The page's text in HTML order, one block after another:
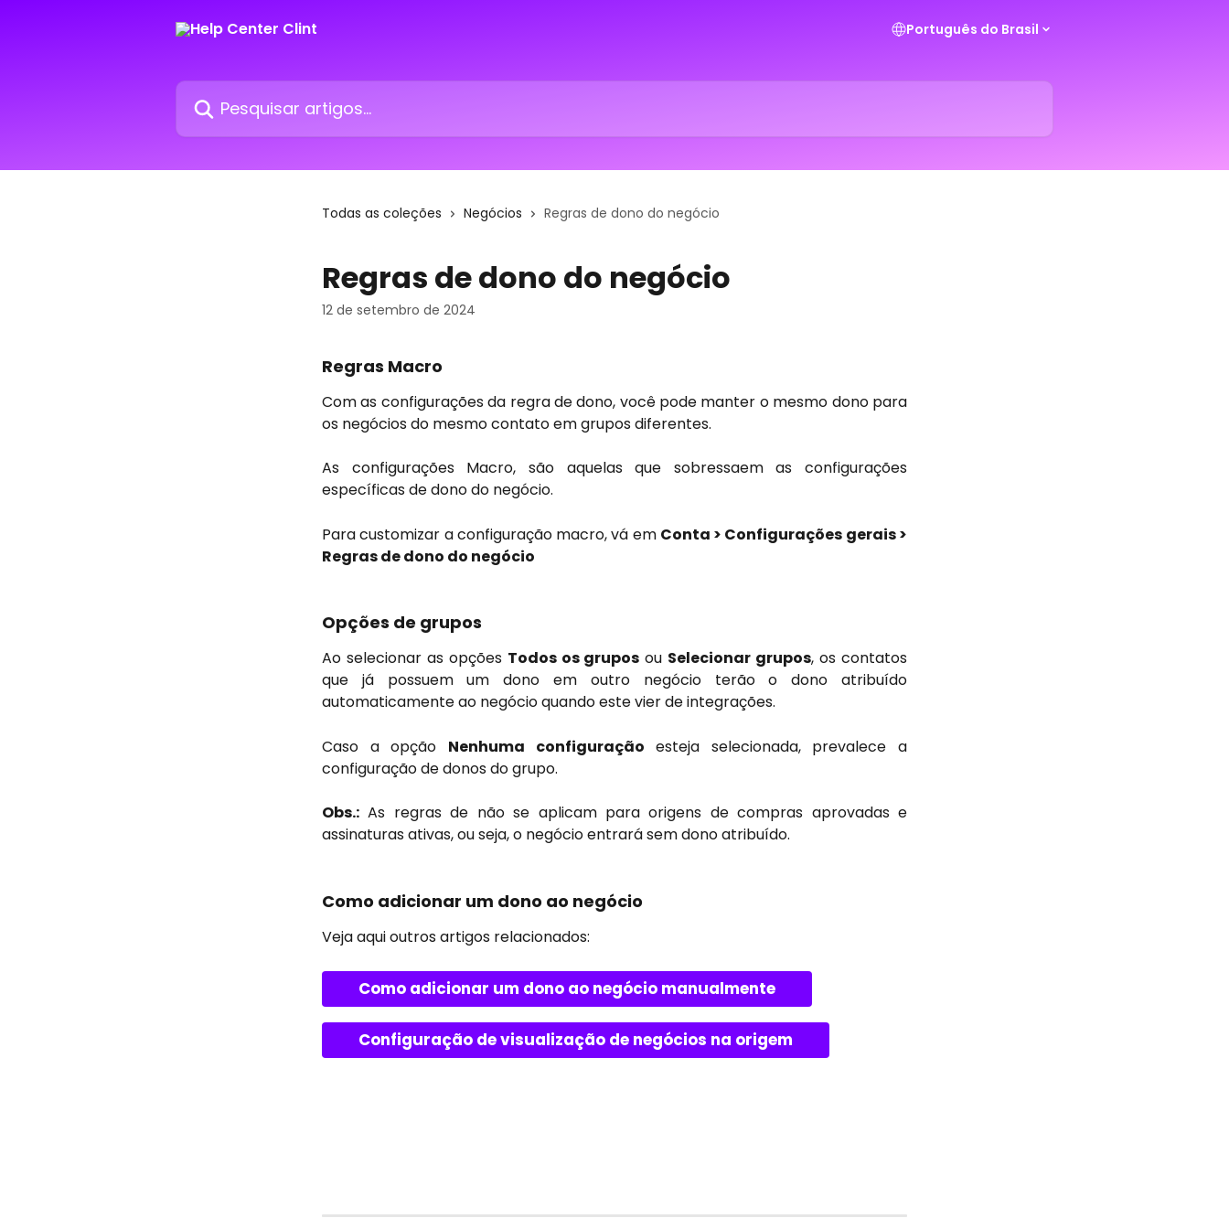
Português do Brasil
Pesquisar artigos...
Todas as coleções Negócios Regras de dono do negócio
Regras de dono do negócio
12 de setembro de 2024
Regras Macro
Com as configurações da regra de dono, você pode manter o mesmo dono para
os negócios do mesmo contato em grupos diferentes.
As configurações Macro, são aquelas que sobressaem as configurações
específicas de dono do negócio.
Para customizar a configuração macro, vá em Conta > Configurações gerais >
Regras de dono do negócio
Opções de grupos
Ao selecionar as opções Todos os grupos ou Selecionar grupos, os contatos
que já possuem um dono em outro negócio terão o dono atribuído
automaticamente ao negócio quando este vier de integrações.
Caso a opção Nenhuma configuração esteja selecionada, prevalece a
configuração de donos do grupo.
Obs.: As regras de não se aplicam para origens de compras aprovadas e
assinaturas ativas, ou seja, o negócio entrará sem dono atribuído.
Como adicionar um dono ao negócio
Veja aqui outros artigos relacionados:
Como adicionar um dono ao negócio manualmente
Configuração de visualização de negócios na origem